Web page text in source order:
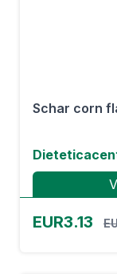
Schar corn
EUR3.13